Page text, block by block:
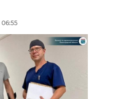
"Лексуса"
женщин на